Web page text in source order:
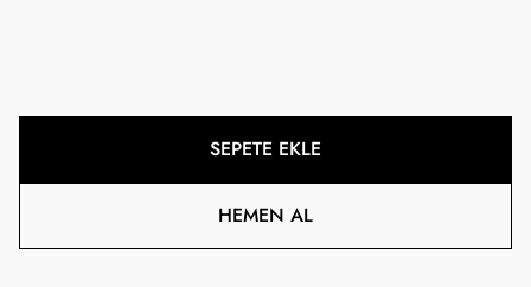
SEPETE EKLE
HEMEN AL